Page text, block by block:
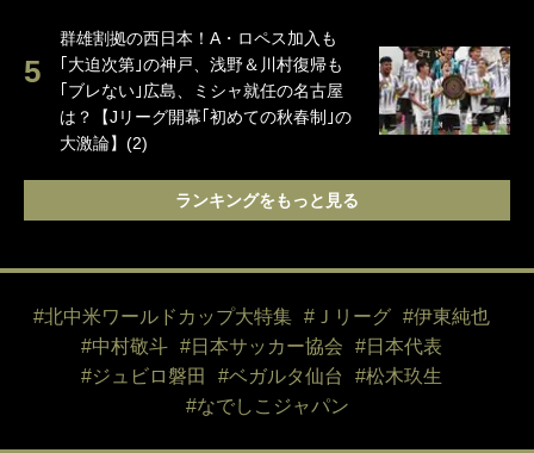
群雄割拠の西日本！A・ロペス加入も
｢大迫次第｣の神戸、浅野＆川村復帰も
｢ブレない｣広島、ミシャ就任の名古屋
は？【Jリーグ開幕｢初めての秋春制｣の
大激論】(2)
ランキングをもっと見る
#北中米ワールドカップ大特集 #Ｊリーグ
#伊東純也
#中村敬斗
#日本サッカー協会
#日本代表
#ジュビロ磐田
#ベガルタ仙台
#松木玖生
#なでしこジャパン